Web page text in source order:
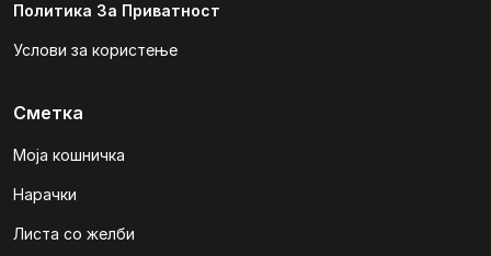
Политика За Приватност
Услови за користење
Сметка
Моја кошничка
Нарачки
Листа со желби